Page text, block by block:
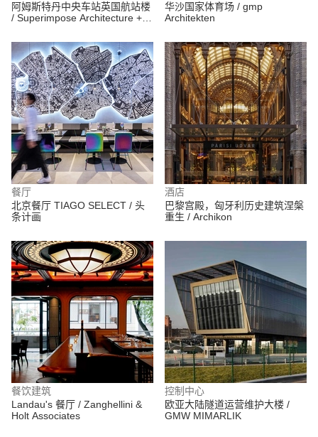
阿姆斯特丹中央车站英国航站楼
/ Superimpose Architecture +
华沙国家体育场 / gmp
Architekten
餐厅
北京餐厅 TIAGO SELECT / 头
条计画
酒店
巴黎宫殿，匈牙利历史建筑涅槃
重生 / Archikon
餐饮建筑
Landau's 餐厅 / Zanghellini &
Holt Associates
控制中心
欧亚大陆隧道运营维护大楼 /
GMW MIMARLIK